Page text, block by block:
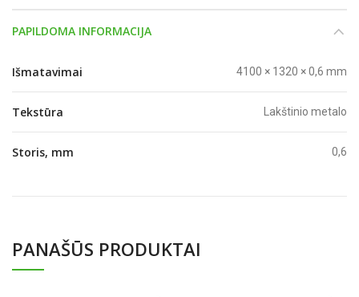
PAPILDOMA INFORMACIJA
Išmatavimai 4100 × 1320 × 0,6 mm
Tekstūra Lakštinio metalo
Storis, mm 0,6
PANAŠŪS PRODUKTAI